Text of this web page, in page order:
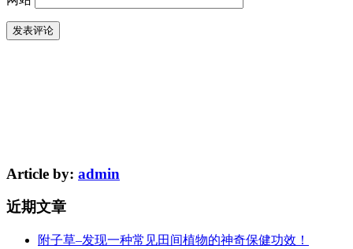
Article by: admin
近期文章
附子草–发现一种常见田间植物的神奇保健功效！